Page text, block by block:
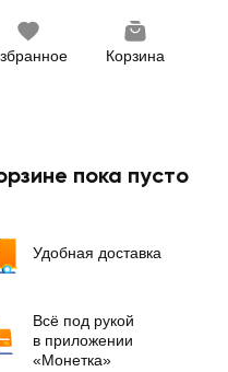
Корзина
пока пусто
Удобная доставка
Всё под рукой
в приложении
«Монетка»